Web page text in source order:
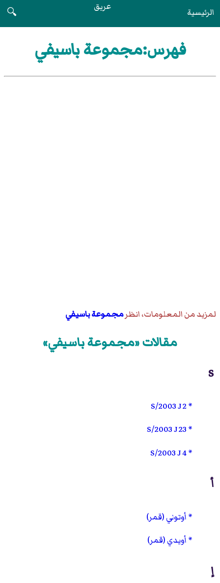
الرئيسية عريق
🔍
فهرس:مجموعة باسيفي
لمزيد من المعلومات، انظرمجموعة باسيفي
مقالات «مجموعة باسيفي»
S
S/2003 J 2
S/2003 J 23
S/2003 J 4
أ
أوتوني (قمر)
أويدي (قمر)
إ